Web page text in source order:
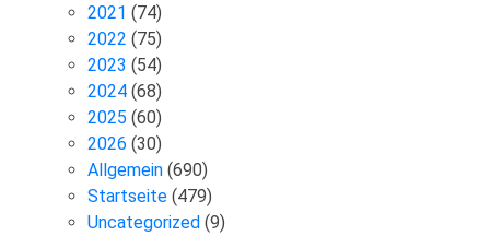
2021 (74)
2022 (75)
2023 (54)
2024 (68)
2025 (60)
2026 (30)
Allgemein (690)
Startseite (479)
Uncategorized (9)